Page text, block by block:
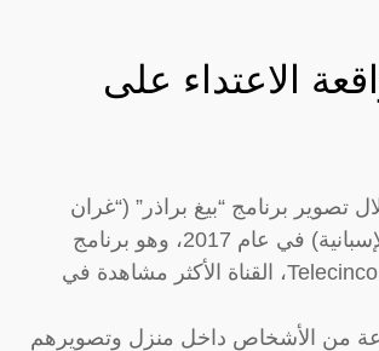
الاعتداء على
تصوير برنامج “بيغ براذر” (“غران
هيرمانو” باللغة الإسبانية) في عام 2017، وهو برنامج
يعرض على قناة Telecinco، القناة الأكثر مشاهدة في
من الأشخاص داخل منزل وتصويرهم